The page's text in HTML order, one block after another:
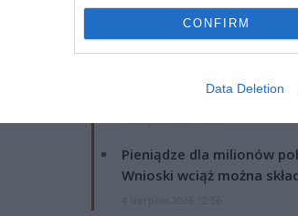
CONFIRM
Data Deletion
ZOBACZ RÓWNIEŻ:
4 sierpnia 2026 16:06
Pieniądze dla milionów
Wnioski wciąż można